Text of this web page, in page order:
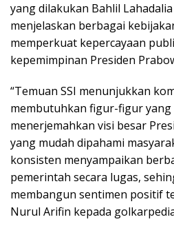
yang dilakukan Bahlil
menjelaskan berbagai
memperkuat kepercayaan
kepemimpinan Presiden
“Temuan SSI menunjukkan
membutuhkan figur-figur yang
menerjemahkan visi besar
yang mudah dipahami
konsisten menyampaikan
pemerintah secara lugas,
membangun sentimen positif
Nurul Arifin kepada